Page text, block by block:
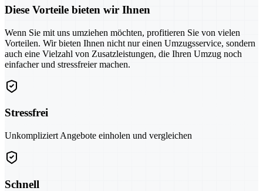
Diese Vorteile bieten wir Ihnen
Wenn Sie mit uns umziehen möchten, profitieren Sie von vielen
Vorteilen. Wir bieten Ihnen nicht nur einen Umzugsservice, sondern
auch eine Vielzahl von Zusatzleistungen, die Ihren Umzug noch
einfacher und stressfreier machen.
Stressfrei
Unkompliziert Angebote einholen und vergleichen
Schnell